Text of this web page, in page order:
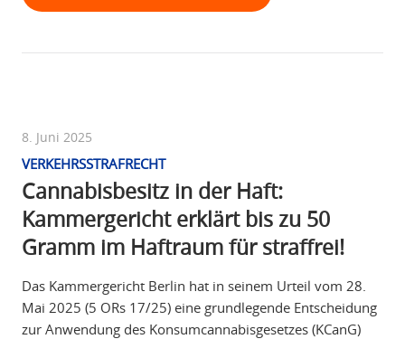
8. Juni 2025
VERKEHRSSTRAFRECHT
Cannabisbesitz in der Haft:
Kammergericht erklärt bis zu 50
Gramm im Haftraum für straffrei!
Das Kammergericht Berlin hat in seinem Urteil vom 28.
Mai 2025 (5 ORs 17/25) eine grundlegende Entscheidung
zur Anwendung des Konsumcannabisgesetzes (KCanG)